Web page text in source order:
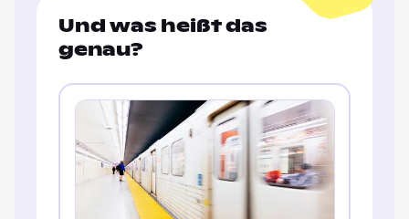
Und was heißt das
genau?